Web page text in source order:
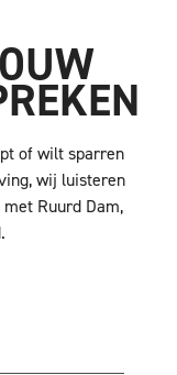
of wilt sparren
wij luisteren
Ruurd Dam,